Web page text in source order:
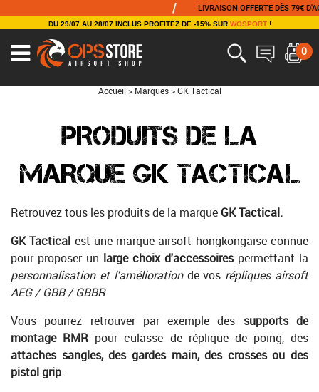
LIVRAISON OFFERTE DÈS 79€
DU 29/07 AU 28/07 INCLUS PROFITEZ DE -15% SUR WOSPORT!
0
Accueil > Marques > GK Tactical
PRODUITS DE LA
MARQUE GK TACTICAL
Retrouvez tous les produits de la marque GK Tactical.
GK Tactical est une marque airsoft hongkongaise connue
pour proposer un large choix d'accessoirespermettant la
personnalisation et l'améliorationde vos répliques airsoft
AEG / GBB / GBBR.
Vous pourrez retrouver par exemple des supports de
montage RMR pour culasse de réplique de poing, des
attaches sangles, des gardes main, des crosses ou des
pistol grip.